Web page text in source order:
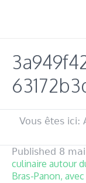
Vous êtes ici:
Published 8
culinaire autour
Bras-Panon,